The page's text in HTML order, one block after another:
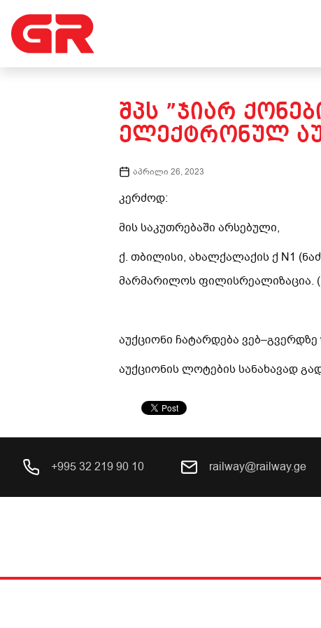
ᲨᲞᲡ ”ᲯᲘᲐᲠ
ᲔᲚᲔᲥᲢᲠᲝᲜᲣᲚ
აპრილი 26, 2023
კერძოდ:
მის საკუთრებაში არსებული,
ქ. თბილისი, ახალქალაქის ქ N1
მარმარილოს ფილისრეალიზაცია. (
აუქციონი ჩატარდება ვებ–გვერდზე
აუქციონისლოტების სანახავად
+995 32 219 90 10 railway@railway.ge